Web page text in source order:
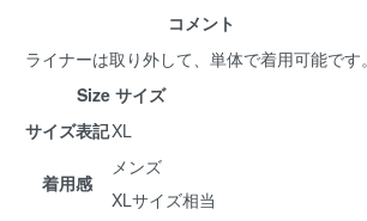
コメント
ライナーは取り外して、単体で着用可能です。
Size サイズ
サイズ表記XL
着用感
メンズ
XLサイズ相当